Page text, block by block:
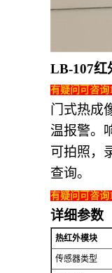
LB-107红
有疑问可咨询
门式热成
温报警。
可拍照，
查询。
有疑问可咨询
详细参数
热红外模块
传感器类型